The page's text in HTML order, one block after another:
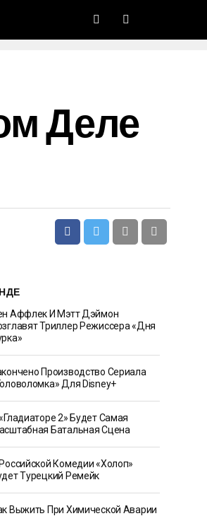
Деле
Аффлек И Мэтт Дэймон
Триллер Режиссера «Дня
Производство Сериала
Для Disney+
2» Будет Самая
Батальная Сцена
Комедии «Холоп»
Турецкий Ремейк
Выжить При Химической Аварии